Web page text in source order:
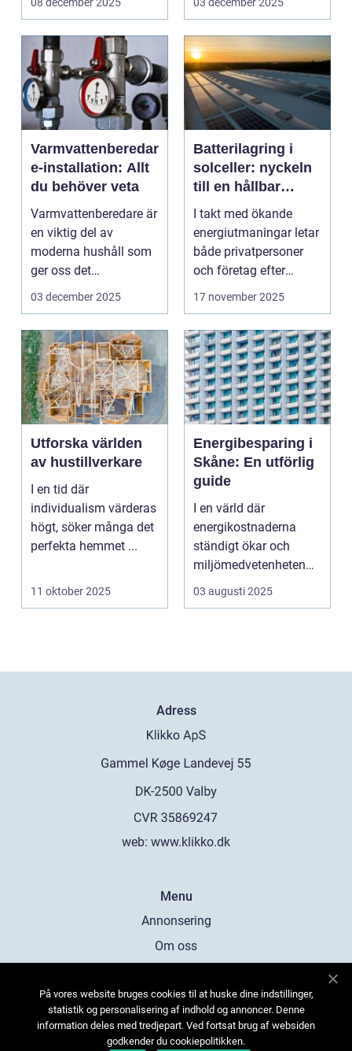
08 december 2025 03 december 2025
Varmvattenberedar
e-installation: Allt
du behöver veta
Varmvattenberedare är
en viktig del av
moderna hushåll som
ger oss det
komfortabla varmva...
03 december 2025
Batterilagring i
solceller: nyckeln
till en hållbar
energiframtid
I takt med ökande
energiutmaningar letar
både privatpersoner
och företag efter
h&ari...
17 november 2025
Utforska världen
av hustillverkare
I en tid där
individualism värderas
högt, söker många det
perfekta hemmet ...
11 oktober 2025
Energibesparing i
Skåne: En utförlig
guide
I en värld där
energikostnaderna
ständigt ökar och
miljömedvetenheten
v&aum...
03 augusti 2025
Adress
web: www.klikko.dk
Menu
Annonsering
Om oss
Kontakta oss
Sitemap
På vores website bruges cookies til at huske dine indstillinger,
statistik og personalisering af indhold og annoncer. Denne
information deles med tredjepart. Ved fortsat brug af websiden
godkender du cookiepolitikken.